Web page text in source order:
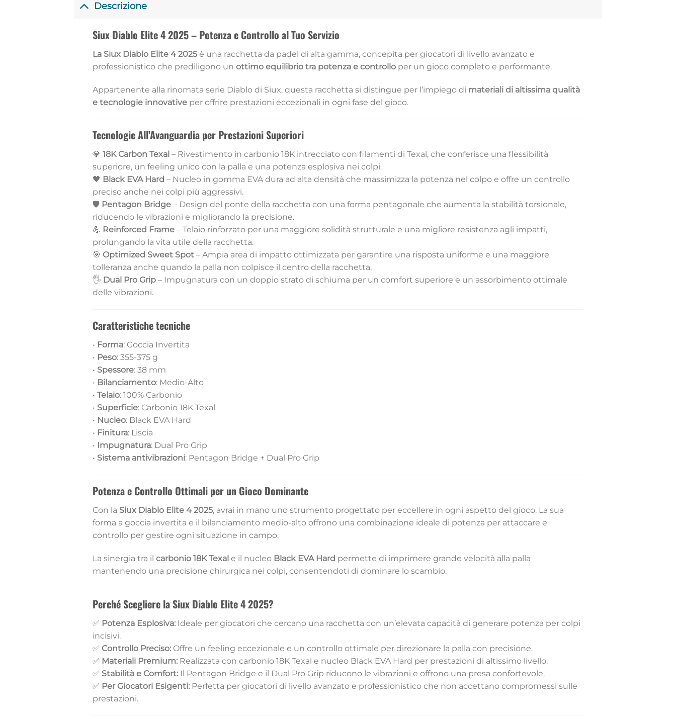
Descrizione
Siux Diablo Elite 4 2025 – Potenza e Controllo al Tuo Servizio
La Siux Diablo Elite 4 2025è una racchetta da padel di alta gamma, concepita per giocatori di livello avanzato e
professionistico che prediligono un ottimo equilibrio tra potenza e controlloper un gioco completo e performante.
Appartenente alla rinomata serie Diablo di Siux, questa racchetta si distingue per l’impiego di materiali di altissima qualità
e tecnologie innovativeper offrire prestazioni eccezionali in ogni fase del gioco.
Tecnologie All’Avanguardia per Prestazioni Superiori
💎 18K Carbon Texal – Rivestimento in carbonio 18K intrecciato con filamenti di Texal, che conferisce una flessibilità
superiore, un feeling unico con la palla e una potenza esplosiva nei colpi.
🖤 Black EVA Hard – Nucleo in gomma EVA dura ad alta densità che massimizza la potenza nel colpo e offre un controllo
preciso anche nei colpi più aggressivi.
🛡️ Pentagon Bridge– Design del ponte della racchetta con una forma pentagonale che aumenta la stabilità torsionale,
riducendo le vibrazioni e migliorando la precisione.
💪 Reinforced Frame– Telaio rinforzato per una maggiore solidità strutturale e una migliore resistenza agli impatti,
prolungando la vita utile della racchetta.
🎯 Optimized Sweet Spot– Ampia area di impatto ottimizzata per garantire una risposta uniforme e una maggiore
tolleranza anche quando la palla non colpisce il centro della racchetta.
🖐️ Dual Pro Grip– Impugnatura con un doppio strato di schiuma per un comfort superiore e un assorbimento ottimale
delle vibrazioni.
Caratteristiche tecniche
• Forma: Goccia Invertita
• Peso: 355-375 g
• Spessore: 38 mm
• Bilanciamento: Medio-Alto
• Telaio: 100% Carbonio
• Superficie: Carbonio 18K Texal
• Nucleo: Black EVA Hard
• Finitura: Liscia
• Impugnatura: Dual Pro Grip
• Sistema antivibrazioni: Pentagon Bridge + Dual Pro Grip
Potenza e Controllo Ottimali per un Gioco Dominante
Con la Siux Diablo Elite 4 2025, avrai in mano uno strumento progettato per eccellere in ogni aspetto del gioco. La sua
forma a goccia invertita e il bilanciamento medio-alto offrono una combinazione ideale di potenza per attaccare e
controllo per gestire ogni situazione in campo.
La sinergia tra il carbonio 18K Texale il nucleo Black EVA Hard permette di imprimere grande velocità alla palla
mantenendo una precisione chirurgica nei colpi, consentendoti di dominare lo scambio.
Perché Scegliere la Siux Diablo Elite 4 2025?
✅ Potenza Esplosiva:Ideale per giocatori che cercano una racchetta con un’elevata capacità di generare potenza per colpi
incisivi.
✅ Controllo Preciso:Offre un feeling eccezionale e un controllo ottimale per direzionare la palla con precisione.
✅ Materiali Premium:Realizzata con carbonio 18K Texal e nucleo Black EVA Hard per prestazioni di altissimo livello.
✅ Stabilità e Comfort:Il Pentagon Bridge e il Dual Pro Grip riducono le vibrazioni e offrono una presa confortevole.
✅ Per Giocatori Esigenti:Perfetta per giocatori di livello avanzato e professionistico che non accettano compromessi sulle
prestazioni.